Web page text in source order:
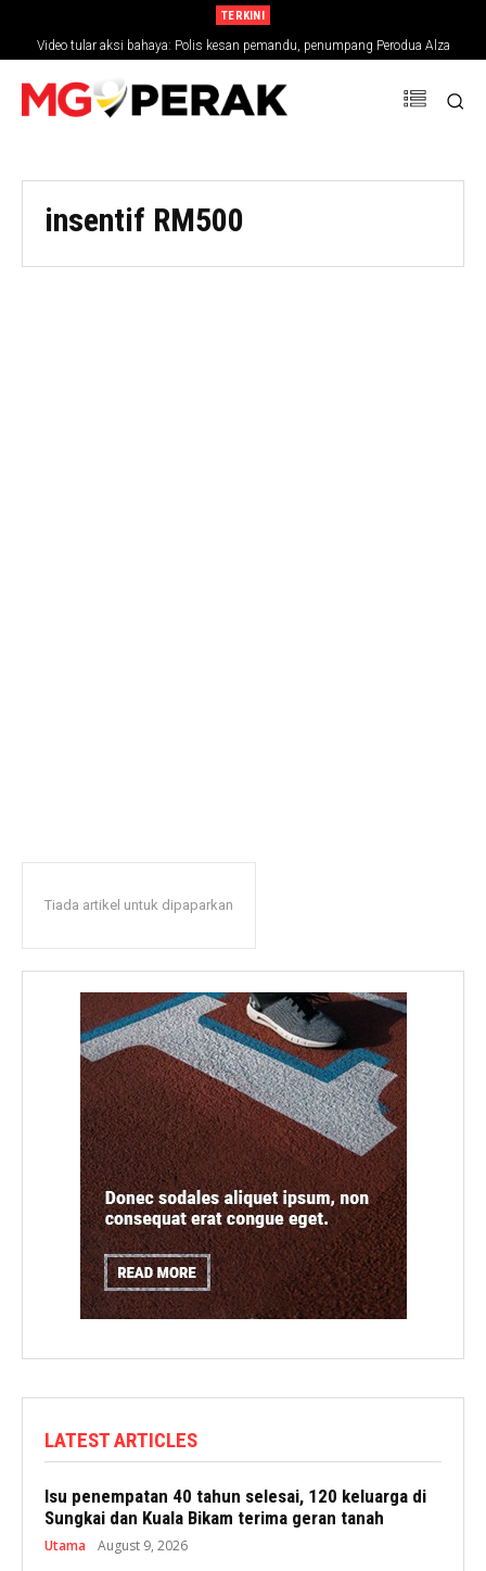
TERKINI
Video tular aksi bahaya: Polis kesan pemandu, penumpang Perodua Alza
insentif RM500
Tiada artikel untuk dipaparkan
LATEST ARTICLES
Isu penempatan 40 tahun selesai, 120 keluarga di
Sungkai dan Kuala Bikam terima geran tanah
Utama August 9, 2026